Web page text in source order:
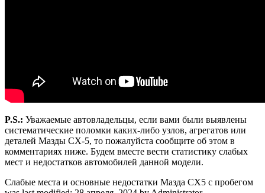
P.S.: Уважаемые автовладельцы, если вами были выявлены
систематические поломки каких-либо узлов, агрегатов или
деталей Мазды CX-5, то пожалуйста сообщите об этом в
комментариях ниже. Будем вместе вести статистику слабых
мест и недостатков автомобилей данной модели.
Слабые места и основные недостатки Мазда СХ5 с пробегом